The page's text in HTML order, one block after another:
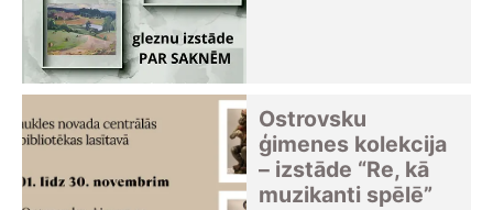
Ostrovsku
ģimenes kolekcija
– izstāde “Re, kā
muzikanti spēlē”